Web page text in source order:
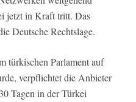
jetzt in Kraft tritt. Das
Deutsche Rechtslage.
türkischen Parlament auf
verpflichtet die Anbieter
Tagen in der Türkei